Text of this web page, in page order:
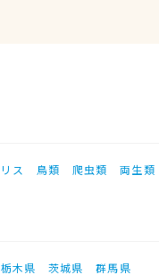
リス 鳥類 爬虫類 両生類
栃木県 茨城県
群馬県